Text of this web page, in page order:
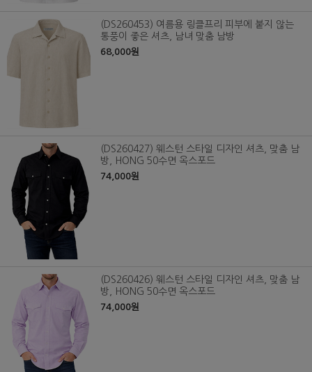
(DS260453) 여름용 링클프리 피부에 붙지 않는
통풍이 좋은 셔츠, 남녀 맞춤 남방
68,000원
(DS260427) 웨스턴 스타일 디자인 셔츠, 맞춤 남
방, HONG 50수면 옥스포드
74,000원
(DS260426) 웨스턴 스타일 디자인 셔츠, 맞춤 남
방, HONG 50수면 옥스포드
74,000원